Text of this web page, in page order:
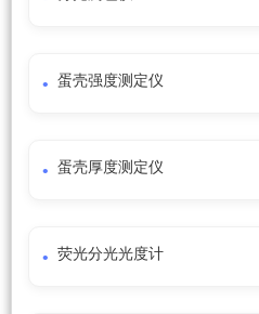
蛋壳强度测定仪
蛋壳厚度测定仪
荧光分光光度计